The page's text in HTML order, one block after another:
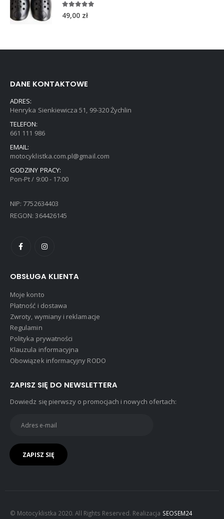
5.00out of 5
49,00 zł
DANE KONTAKTOWE
ADRES:
Henryka Sienkiewicza 51, 99-320 Żychlin
TELEFON:
661 111 986
EMAIL:
motocyklistka.com.pl@gmail.com
GODZINY PRACY:
Pon-Pt / 9:00 - 17:00
NIP: 7752634403
REGON: 364426145
OBSŁUGA KLIENTA
Moje konto
Płatność i dostawa
Zwroty, wymiany i reklamacje
Regulamin
Polityka prywatności
Klauzula informacyjna
Obowiązek informacyjny RODO
ZAPISZ SIĘ DO NEWSLETTERA
Dowiedz się pierwszy o promocjach i nowych ofertach:
© Motocyklistka 2020. All Rights Reserved. Realizacja SEOSEM24